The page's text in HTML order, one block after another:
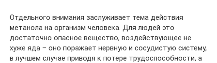
Отдельного внимания заслуживает тема действия
метанола на организм человека. Для людей это
достаточно опасное вещество, воздействующее не
хуже яда – оно поражает нервную и сосудистую систему,
в лучшем случае приводя к потере трудоспособности, а